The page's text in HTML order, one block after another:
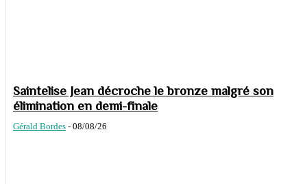
Saintelise Jean décroche le bronze malgré son
élimination en demi-finale
Gérald Bordes - 08/08/26